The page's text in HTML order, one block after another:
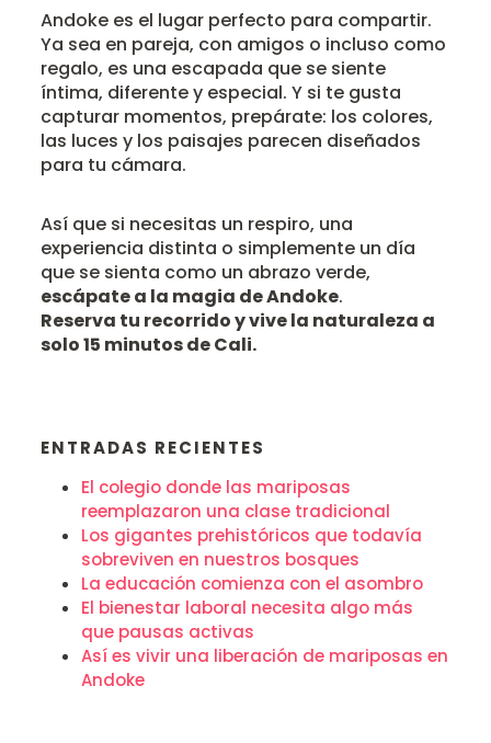
Andoke es el lugar perfecto para compartir.
Ya sea en pareja, con amigos o incluso como
regalo, es una escapada que se siente
íntima, diferente y especial. Y si te gusta
capturar momentos, prepárate: los colores,
las luces y los paisajes parecen diseñados
para tu cámara.
Así que si necesitas un respiro, una
experiencia distinta o simplemente un día
que se sienta como un abrazo verde,
escápate a la magia de Andoke.
Reserva tu recorrido y vive la naturaleza a
solo 15 minutos de Cali.
ENTRADAS RECIENTES
El colegio donde las mariposas
reemplazaron una clase tradicional
Los gigantes prehistóricos que todavía
sobreviven en nuestros bosques
La educación comienza con el asombro
El bienestar laboral necesita algo más
que pausas activas
Así es vivir una liberación de mariposas en
Andoke